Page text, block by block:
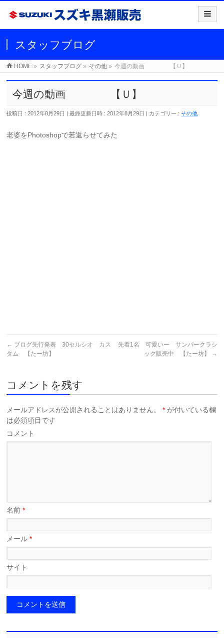
スタッフブログ
HOME » スタッフブログ » その他 » 今週の動画 【Ｕ】
今週の動画 【Ｕ】
投稿日 : 2012年8月29日 最終更新日時 : 2012年8月29日 カテゴリー : その他
老婆をPhotoshopで若返らせてみた
← ブログ先行発表 30セルシオ カス
タム 【たー坊】
先着1名 可愛いー サンバークラシ
ック販売中 【たー坊】
→
コメントを残す
メールアドレスが公開されることはありません。 * が付いている欄
は必須項目です
コメント
名前*
メール*
サイト